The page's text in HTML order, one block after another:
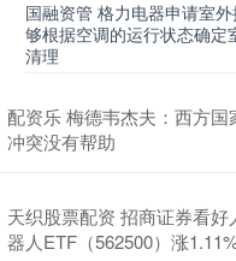
国融资管 格力电器申请室
够根据空调的运行状态确定
清理
配资乐 梅德韦杰夫：西方国
冲突没有帮助
天织股票配资 招商证券看
器人ETF（562500）涨